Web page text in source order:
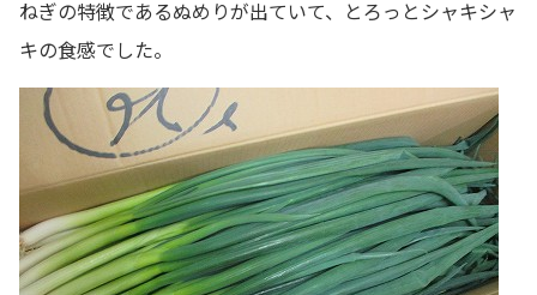
ねぎの特徴であるぬめりが出ていて、とろっとシャキシャ
キの食感でした。